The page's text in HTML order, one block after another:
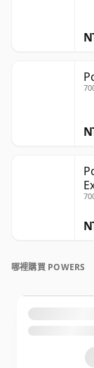
哪裡購買 POWERS